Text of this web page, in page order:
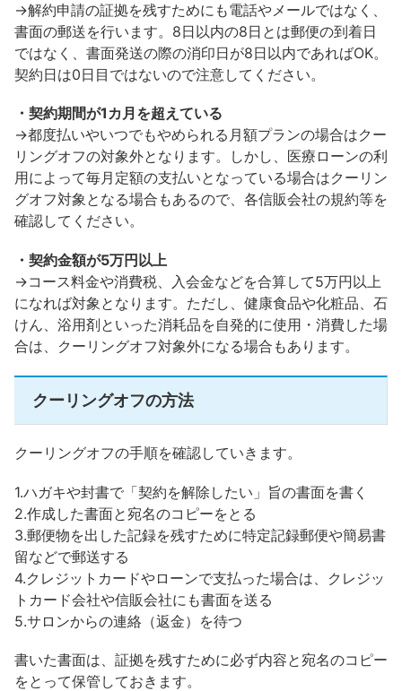
→解約申請の証拠を残すためにも電話やメールではなく、
書面の郵送を行います。8日以内の8日とは郵便の到着日
ではなく、書面発送の際の消印日が8日以内であればOK。
契約日は0日目ではないので注意してください。
・契約期間が1カ月を超えている
→都度払いやいつでもやめられる月額プランの場合はクー
リングオフの対象外となります。しかし、医療ローンの利
用によって毎月定額の支払いとなっている場合はクーリン
グオフ対象となる場合もあるので、各信販会社の規約等を
確認してください。
・契約金額が5万円以上
→コース料金や消費税、入会金などを合算して5万円以上
になれば対象となります。ただし、健康食品や化粧品、石
けん、浴用剤といった消耗品を自発的に使用・消費した場
合は、クーリングオフ対象外になる場合もあります。
クーリングオフの方法
クーリングオフの手順を確認していきます。
1.ハガキや封書で「契約を解除したい」旨の書面を書く
2.作成した書面と宛名のコピーをとる
3.郵便物を出した記録を残すために特定記録郵便や簡易書
留などで郵送する
4.クレジットカードやローンで支払った場合は、クレジッ
トカード会社や信販会社にも書面を送る
5.サロンからの連絡（返金）を待つ
書いた書面は、証拠を残すために必ず内容と宛名のコピー
をとって保管しておきます。